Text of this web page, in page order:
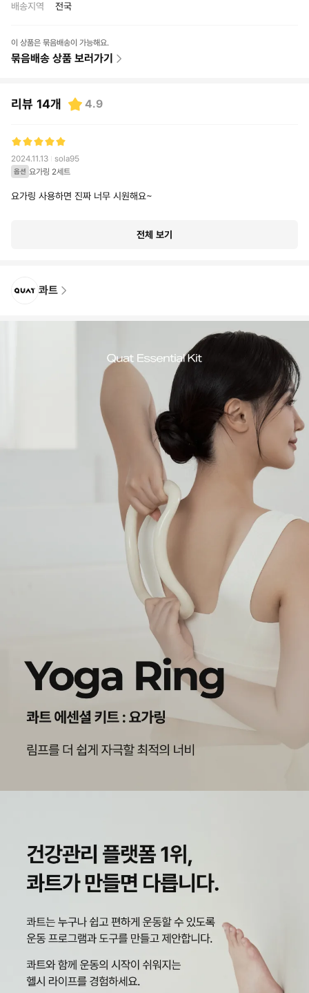
배송지역
전국
이 상품은 묶음배송이 가능해요.
묶음배송 상품 보러가기
리뷰 14개 4.9
2024.11.13 sola95
옵션 요가링 2세트
요가링 사용하면 진짜 너무 시원해요~
전체 보기
콰트